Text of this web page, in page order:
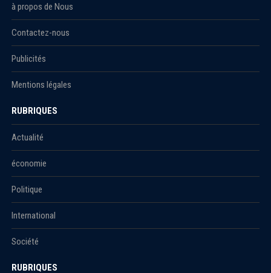
à propos de Nous
Contactez-nous
Publicités
Mentions légales
RUBRIQUES
Actualité
économie
Politique
International
Société
RUBRIQUES